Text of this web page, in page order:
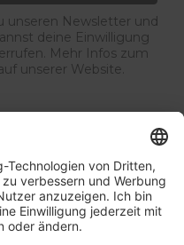
unseren Newsletter und
deine Einwilligung
Mehr Infos zum
unserer Website.